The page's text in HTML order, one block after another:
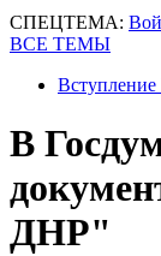
СПЕЦТЕМА:
ВСЕ ТЕМЫ
В
ДНР"